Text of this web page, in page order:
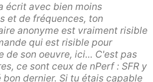
écrit avec bien moins
et de fréquences, ton
anonyme est vraiment risible
qui est risible pour
de son oeuvre, ici... C'est pas
ce sont ceux de nPerf : SFR y
bon dernier. Si tu étais capable